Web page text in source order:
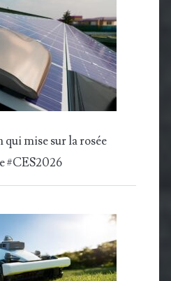
mise sur la rosée
#CES2026